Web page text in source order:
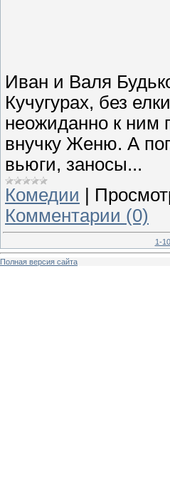
Иван и Валя
Кучугурах, без
неожиданно к ним
внучку Женю. А
вьюги, заносы...
Комедии
Комментарии (0)
1-10
Полная версия сайта